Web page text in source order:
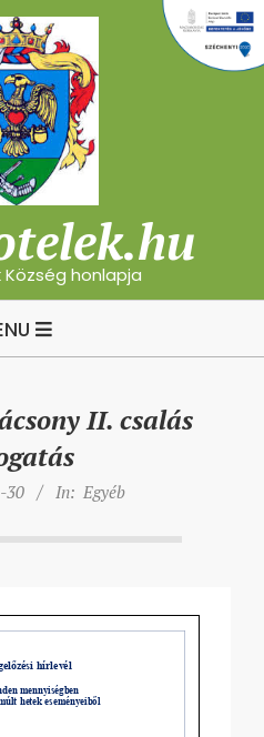
honlapja
II. csalás
30 In: Egyéb